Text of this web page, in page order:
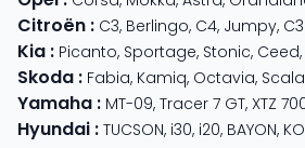
Citroën : C3, Berlingo, C4, Jumpy,
Kia : Picanto, Sportage, Stonic, Ceed,
Skoda : Fabia, Kamiq, Octavia, Scala
Yamaha : MT-09, Tracer 7 GT, XTZ
Hyundai : TUCSON, i30, i20, BAYON,